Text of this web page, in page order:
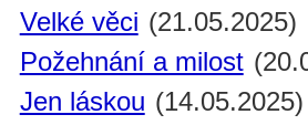
Velké věci (21.05.2025)
Požehnání a milost
Jen láskou (14.05.2025)